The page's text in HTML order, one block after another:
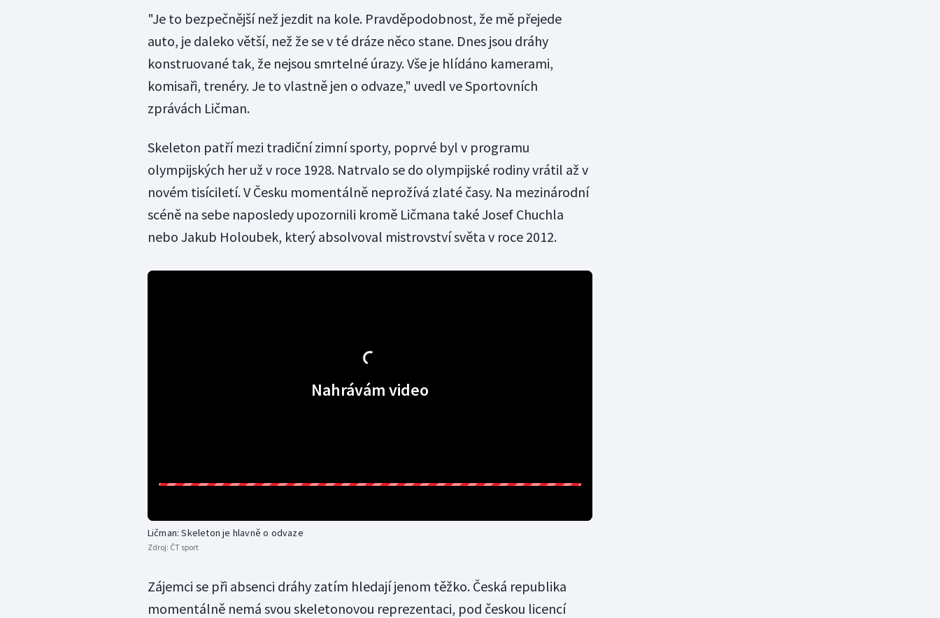
"Je to bezpečnější než jezdit na kole. Pravděpodobnost, že mě přejede
auto, je daleko větší, než že se v té dráze něco stane. Dnes jsou dráhy
konstruované tak, že nejsou smrtelné úrazy. Vše je hlídáno kamerami,
komisaři, trenéry. Je to vlastně jen o odvaze," uvedl ve Sportovních
zprávách Ličman.
Skeleton patří mezi tradiční zimní sporty, poprvé byl v programu
olympijských her už v roce 1928. Natrvalo se do olympijské rodiny vrátil až v
novém tisíciletí. V Česku momentálně neprožívá zlaté časy. Na mezinárodní
scéně na sebe naposledy upozornili kromě Ličmana také Josef Chuchla
nebo Jakub Holoubek, který absolvoval mistrovství světa v roce 2012.
Nahrávám video
Ličman: Skeleton je hlavně o odvaze
Zdroj: ČT sport
Zájemci se při absenci dráhy zatím hledají jenom těžko. Česká republika
momentálně nemá svou skeletonovou reprezentaci, pod českou licencí